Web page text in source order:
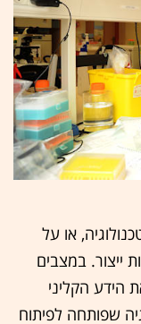
או על
ייצור. במצבים
הידע הקליני
שפותחה לפיתוח